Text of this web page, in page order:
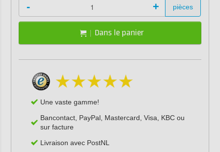
- + pièces
Dans le panier
Une vaste gamme!
Bancontact, PayPal, Mastercard, Visa, KBC ou
sur facture
Livraison avec PostNL